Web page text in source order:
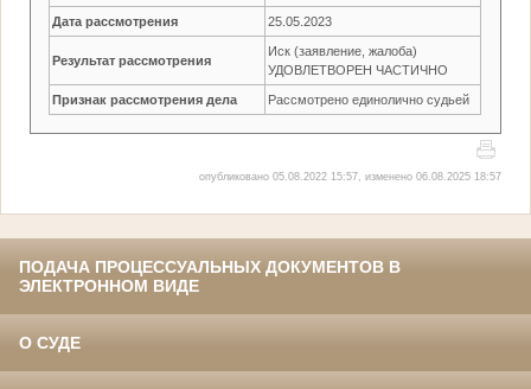
Дата рассмотрения 25.05.2023
Результат рассмотрения
Иск (заявление, жалоба)
УДОВЛЕТВОРЕН ЧАСТИЧНО
Признак рассмотрения дела Рассмотрено единолично судьей
опубликовано 05.08.2022 15:57, изменено 06.08.2025 18:57
ПОДАЧА ПРОЦЕССУАЛЬНЫХ ДОКУМЕНТОВ В
ЭЛЕКТРОННОМ ВИДЕ
О СУДЕ